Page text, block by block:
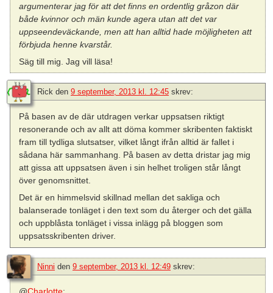
argumenterar jag för att det finns en ordentlig gråzon där
både kvinnor och män kunde agera utan att det var
uppseendeväckande, men att han alltid hade möjligheten att
förbjuda henne kvarstår.
Säg till mig. Jag vill läsa!
Rick den 9 september, 2013 kl. 12:45 skrev:
På basen av de där utdragen verkar uppsatsen riktigt
resonerande och av allt att döma kommer skribenten faktiskt
fram till tydliga slutsatser, vilket långt ifrån alltid är fallet i
sådana här sammanhang. På basen av detta dristar jag mig
att gissa att uppsatsen även i sin helhet troligen står långt
över genomsnittet.
Det är en himmelsvid skillnad mellan det sakliga och
balanserade tonläget i den text som du återger och det gälla
och uppblåsta tonläget i vissa inlägg på bloggen som
uppsatsskribenten driver.
Ninni den 9 september, 2013 kl. 12:49 skrev:
@Charlotte: